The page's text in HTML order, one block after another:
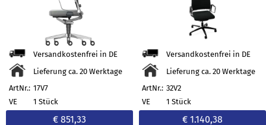
Versandkostenfrei in DE
Lieferung ca. 20 Werktage
ArtNr.: 17V7
VE
1 Stück
€ 851,33
Versandkostenfrei in DE
Lieferung ca. 20 Werktage
ArtNr.: 32V2
VE
1 Stück
€ 1.140,38